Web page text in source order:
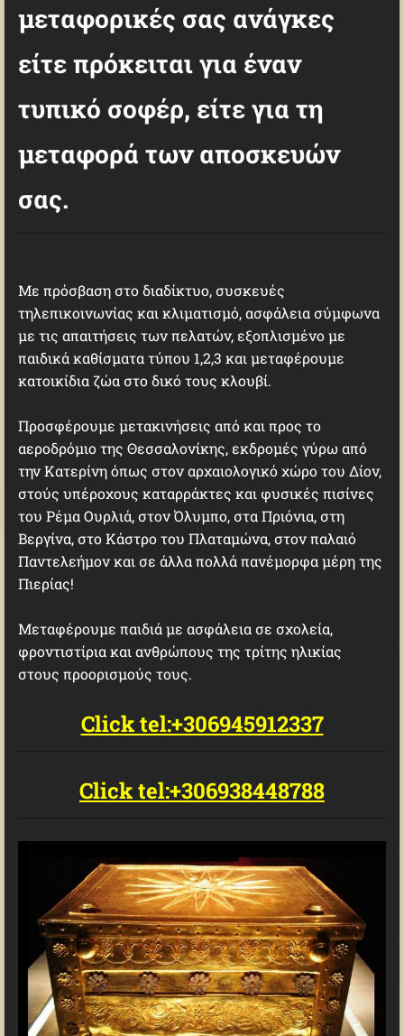
μεταφορικές σας ανάγκες
είτε πρόκειται για έναν
τυπικό σοφέρ, είτε για τη
μεταφορά των αποσκευών
σας.
Με πρόσβαση στο διαδίκτυο, συσκευές
τηλεπικοινωνίας και κλιματισμό, ασφάλεια σύμφωνα
με τις απαιτήσεις των πελατών, εξοπλισμένο με
παιδικά καθίσματα τύπου 1,2,3 και μεταφέρουμε
κατοικίδια ζώα στο δικό τους κλουβί.
Προσφέρουμε μετακινήσεις από και προς το
αεροδρόμιο της Θεσσαλονίκης, εκδρομές γύρω από
την Κατερίνη όπως στoν αρχαιολογικό χώρο του Δίον,
στούς υπέροχους καταρράκτες και φυσικές πισίνες
του Ρέμα Ουρλιά, στον Όλυμπο, στα Πριόνια, στη
Βεργίνα, στο Κάστρο του Πλαταμώνα, στον παλαιό
Παντελεήμον και σε άλλα πολλά πανέμορφα μέρη της
Πιερίας!
Μεταφέρουμε παιδιά με ασφάλεια σε σχολεία,
φροντιστίρια και ανθρώπους της τρίτης ηλικίας
στους προορισμούς τους.
Click tel:+306945912337
Click tel:+306938448788